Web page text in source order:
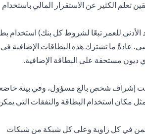
تعلم الكثير عن الاستقرار المالي باستخدام
لأي شخص يزيد عمره عن 15 عامًا (يختلف الحد الأدنى للعمر تبعًا لشروط كل بنك)
عادةً ما تشترك هذه البطاقات الإضافية في
ديون مستحقة على البطاقة الإضافية.
تحت إشراف شخص بالغ مسؤول، وفي بيئة
مكان استخدام البطاقة والنفقات التي
يكمن في كل زاوية وعلى كل شبكة من شبكات